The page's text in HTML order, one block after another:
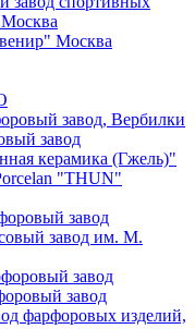
Москва
Москва
завод, Вербилки
завод
керамика (Гжель)"
"THUN"
завод
завод им. М.
завод
завод
фарфоровых изделий,